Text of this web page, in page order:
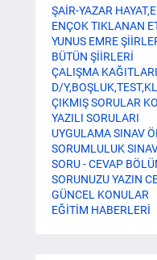
ŞAİR-YAZAR
ENÇOK TIKLANAN
YUNUS EMRE
BÜTÜN ŞİİRLERİ
ÇALIŞMA
D/
ÇIKMIŞ SORULAR
YAZILI SORULARI
UYGULAMA SINAV
SORUMLULUK
SORU - CEVAP
SORUNUZU YAZIN
GÜNCEL KONULAR
EĞİTİM HABERLERİ